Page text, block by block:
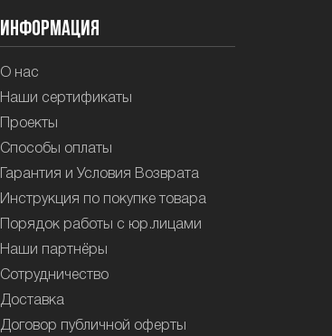
Информация
О нас
Наши сертификаты
Проекты
Способы оплаты
Гарантия и Условия Возврата
Инструкция по покупке товара
Порядок работы с юр.лицами
Наши партнёры
Сотрудничество
Доставка
Договор публичной оферты